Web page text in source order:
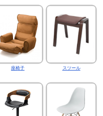
座椅子 スツール